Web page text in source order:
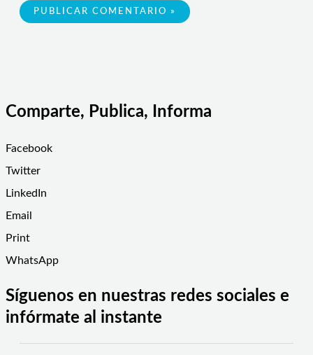
Comparte, Publica, Informa
Facebook
Twitter
LinkedIn
Email
Print
WhatsApp
Síguenos en nuestras redes sociales e
infórmate al instante